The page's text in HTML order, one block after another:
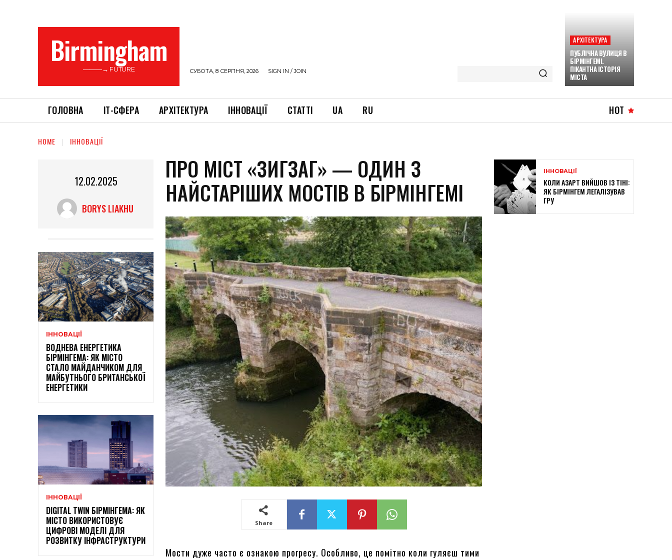
Birmingham
———→ FUTURE СУБОТА, 8 СЕРПНЯ, 2026 SIGN IN / JOIN
АРХІТЕКТУРА
ПУБЛІЧНА ВУЛИЦЯ В
БІРМІНГЕМІ.
ПІКАНТНА ІСТОРІЯ
МІСТА
ГОЛОВНА ІТ-СФЕРА АРХІТЕКТУРА ІННОВАЦІЇ СТАТТІ UA RU HOT
HOME ІННОВАЦІЇ
12.02.2025
BORYS LIAKHU
ІННОВАЦІЇ
ВОДНЕВА ЕНЕРГЕТИКА
БІРМІНГЕМА: ЯК МІСТО
СТАЛО МАЙДАНЧИКОМ ДЛЯ
МАЙБУТНЬОГО БРИТАНСЬКОЇ
ЕНЕРГЕТИКИ
ІННОВАЦІЇ
DIGITAL TWIN БІРМІНГЕМА: ЯК
МІСТО ВИКОРИСТОВУЄ
ЦИФРОВІ МОДЕЛІ ДЛЯ
РОЗВИТКУ ІНФРАСТРУКТУРИ
ПРО МІСТ «ЗИГЗАГ» — ОДИН З
НАЙСТАРІШИХ МОСТІВ В БІРМІНГЕМІ
Share
Мости дуже часто є ознакою прогресу. Особливо, це помітно коли гуляєш тими
ІННОВАЦІЇ
КОЛИ АЗАРТ ВИЙШОВ ІЗ ТІНІ:
ЯК БІРМІНГЕМ ЛЕГАЛІЗУВАВ
ГРУ